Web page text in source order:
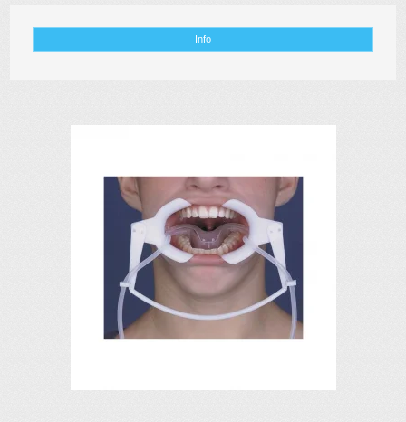
Info